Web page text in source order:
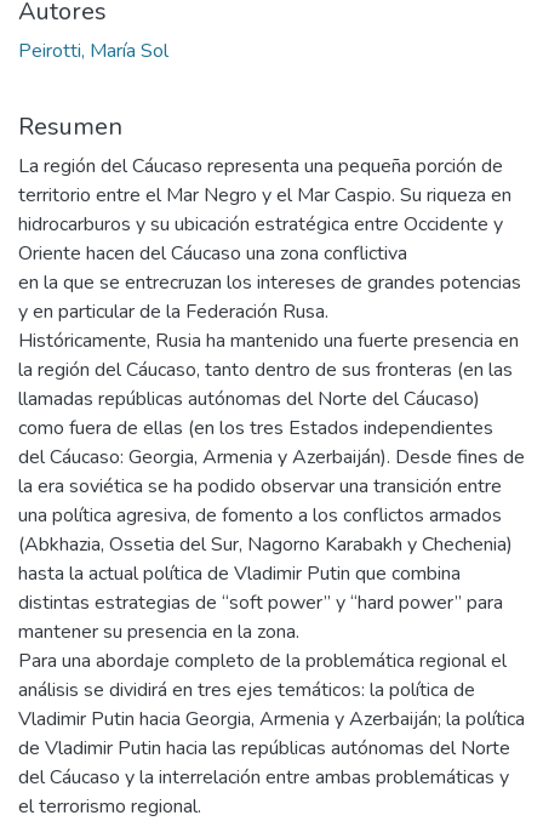
Autores
Peirotti, María Sol
Resumen
La región del Cáucaso representa una pequeña porción de
territorio entre el Mar Negro y el Mar Caspio. Su riqueza en
hidrocarburos y su ubicación estratégica entre Occidente y
Oriente hacen del Cáucaso una zona conflictiva
en la que se entrecruzan los intereses de grandes potencias
y en particular de la Federación Rusa.
Históricamente, Rusia ha mantenido una fuerte presencia en
la región del Cáucaso, tanto dentro de sus fronteras (en las
llamadas repúblicas autónomas del Norte del Cáucaso)
como fuera de ellas (en los tres Estados independientes
del Cáucaso: Georgia, Armenia y Azerbaiján). Desde fines de
la era soviética se ha podido observar una transición entre
una política agresiva, de fomento a los conflictos armados
(Abkhazia, Ossetia del Sur, Nagorno Karabakh y Chechenia)
hasta la actual política de Vladimir Putin que combina
distintas estrategias de “soft power” y “hard power” para
mantener su presencia en la zona.
Para una abordaje completo de la problemática regional el
análisis se dividirá en tres ejes temáticos: la política de
Vladimir Putin hacia Georgia, Armenia y Azerbaiján; la política
de Vladimir Putin hacia las repúblicas autónomas del Norte
del Cáucaso y la interrelación entre ambas problemáticas y
el terrorismo regional.